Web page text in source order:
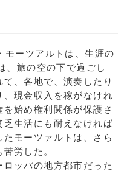
ーツアルトは、生涯の
、旅の空の下で過ごし
、各地で、演奏したり
現金収入を稼がなけれ
始め権利関係が保護さ
乏生活にも耐えなければ
モーツァルトは、さら
労した。
ッパの地方都市だった